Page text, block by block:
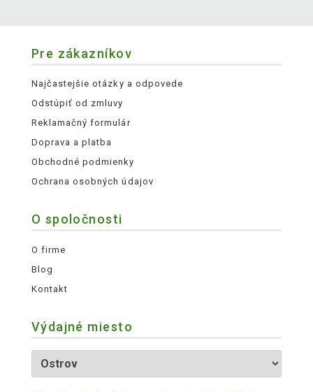
Pre zákazníkov
Najčastejšie otázky a odpovede
Odstúpiť od zmluvy
Reklamačný formulár
Doprava a platba
Obchodné podmienky
Ochrana osobných údajov
O spoločnosti
O firme
Blog
Kontakt
Výdajné miesto